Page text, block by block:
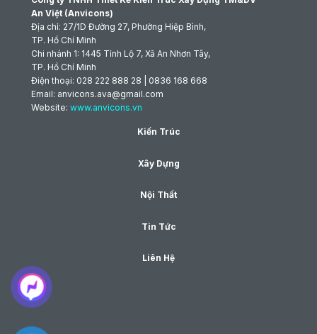
An Việt (Anvicons)
Địa chỉ: 27/1D Đường 27, Phường Hiệp Bình,
TP. Hồ Chí Minh
Chi nhánh 1: 1445 Tỉnh Lộ 7, Xã An Nhơn Tây,
TP. Hồ Chí Minh
Điện thoại: 028 222 888 28 | 0836 168 668
Email: anvicons.ava@gmail.com
Website: www.anvicons.vn
Kiến Trúc
Xây Dựng
Nội Thất
Tin Tức
Liên Hệ